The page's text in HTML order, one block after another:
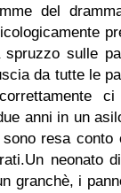
del
spruzzo sulle
da tutte le
ci
anni in un
resa conto
neonato
granchè, i